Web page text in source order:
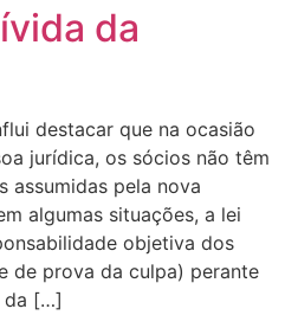
da
destacar que na ocasião
jurídica, os sócios não têm
assumidas pela nova
algumas situações, a lei
objetiva dos
de prova da culpa) perante
da […]